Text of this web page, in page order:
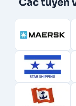
Các tuyến